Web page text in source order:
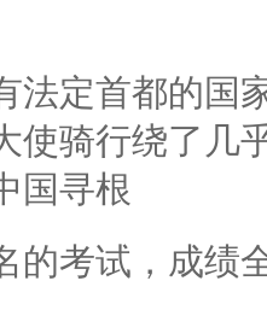
法定首都的国
使骑行绕了几
国寻根
的考试，成绩